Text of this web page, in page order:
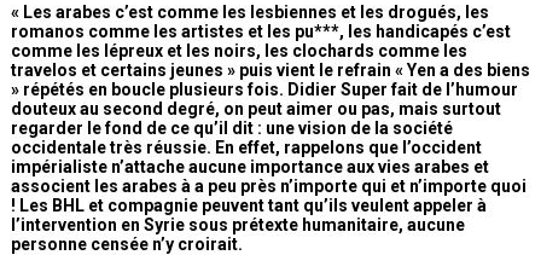
« Les arabes c’est comme les lesbiennes et les drogués, les
romanos comme les artistes et les pu***, les handicapés c’est
comme les lépreux et les noirs, les clochards comme les
travelos et certains jeunes » puis vient le refrain « Yen a des biens
» répétés en boucle plusieurs fois. Didier Super fait de l’humour
douteux au second degré, on peut aimer ou pas, mais surtout
regarder le fond de ce qu’il dit : une vision de la société
occidentale très réussie. En effet, rappelons que l’occident
impérialiste n’attache aucune importance aux vies arabes et
associent les arabes à a peu près n’importe qui et n’importe quoi
! Les BHL et compagnie peuvent tant qu’ils veulent appeler à
l’intervention en Syrie sous prétexte humanitaire, aucune
personne censée n’y croirait.